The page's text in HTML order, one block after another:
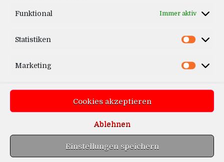
Funktional Immer aktiv
Statistiken
Marketing
Cookies akzeptieren
Ablehnen
Einstellungen speichern
Skoda Kodiaq VRS 2020
Rotiform YVR Felge